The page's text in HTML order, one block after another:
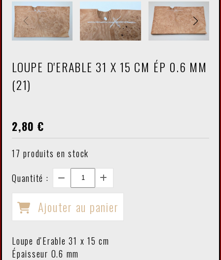
LOUPE D'ERABLE 31 X 15 CM ÉP 0.6 MM
(21)
2,80 €
17 produits en stock
Quantité :
Ajouter au panier
Loupe d'Erable 31 x 15 cm
Épaisseur 0.6 mm